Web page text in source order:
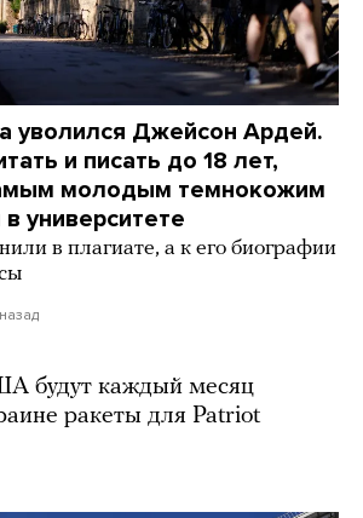
уволился Джейсон Ардей.
и писать до 18 лет,
молодым темнокожим
университете
в плагиате, а к его биографии
будут каждый месяц
ракеты для Patriot